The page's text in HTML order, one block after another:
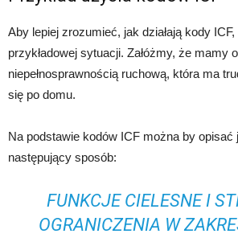
Aby lepiej zrozumieć, jak działają kody
przykładowej sytuacji. Załóżmy, że mamy
niepełnosprawnością ruchową, która ma
się po domu.
Na podstawie kodów ICF można by opisać
następujący sposób:
FUNKCJE CIELESNE I
OGRANICZENIA W